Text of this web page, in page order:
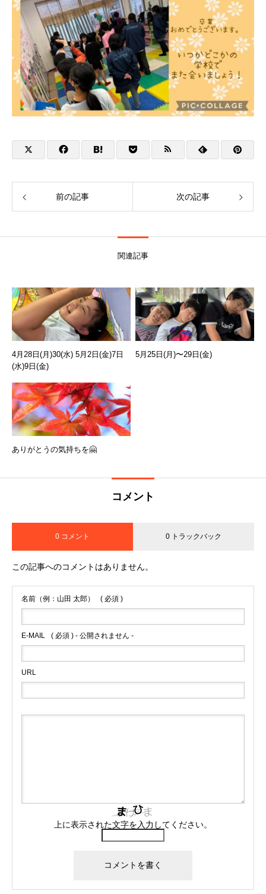
前の記事 次の記事
関連記事
4月28日(月)30(水) 5月2日(金)7日
(水)9日(金)
5月25日(月)〜29日(金)
ありがとうの気持ちを🤗
コメント
0 コメント 0 トラックバック
この記事へのコメントはありません。
名前（例：山田 太郎） ( 必須 )
E-MAIL ( 必須 ) - 公開されません -
URL
上に表示された文字を入力してください。